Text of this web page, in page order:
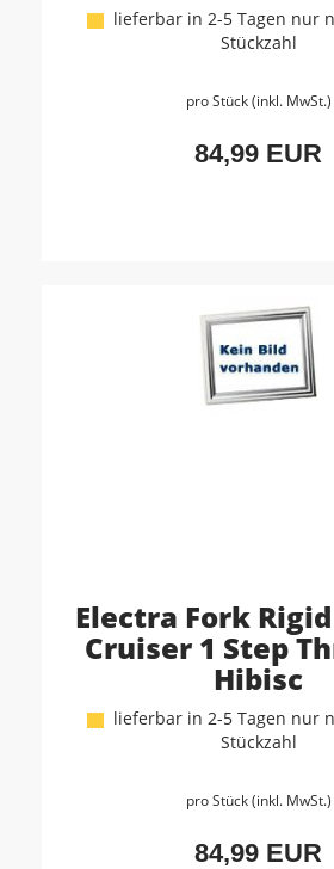
lieferbar in 2-5 Tagen nur
Stückzahl
pro Stück (inkl. MwSt.)
84,99 EUR
Electra Fork
Cruiser 1 Step
Hibisc
lieferbar in 2-5 Tagen nur
Stückzahl
pro Stück (inkl. MwSt.)
84,99 EUR